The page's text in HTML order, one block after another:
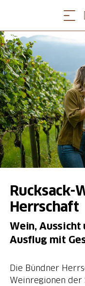
Rucksack-
Herrschaft
Wein, Aussicht
Ausflug mit
Die Bündner
Weinregionen der